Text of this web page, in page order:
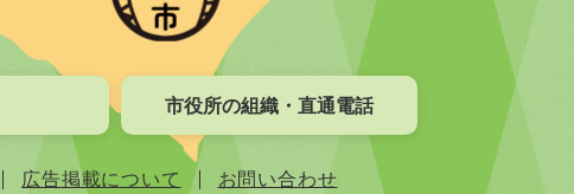
市役所の組織・直通電話
広告掲載について お問い合わせ